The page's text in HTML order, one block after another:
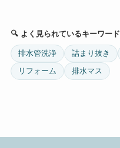
🔍 よく見られているキーワード
排水管洗浄 詰まり抜き
リフォーム
排水マス